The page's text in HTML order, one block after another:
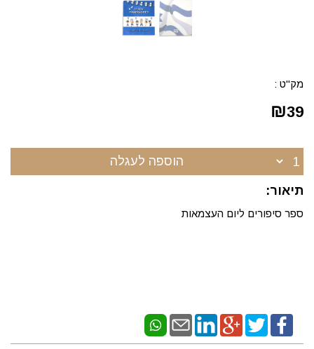
מק"ט :
₪39
הוספה לעגלה
תיאור:
ספר סיפורים ליום העצמאות